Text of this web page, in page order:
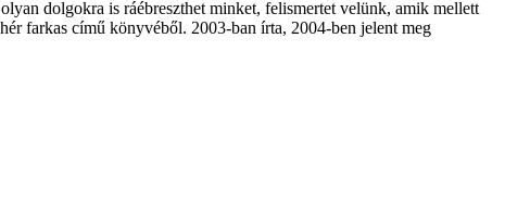
dolgokra is ráébreszthet minket, felismertet velünk, amik mellett
farkas című könyvéből. 2003-ban írta, 2004-ben jelent meg